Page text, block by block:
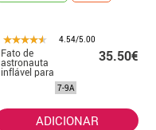
4.54/5.00
Fato de
astronauta
inflável para
crianças
35.50€
7-9A
ADICIONAR